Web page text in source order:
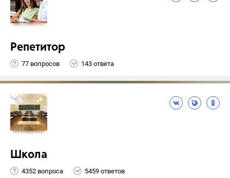
Репетитор
77 вопросов 143 ответа
Школа
4352 вопроса 5459 ответов